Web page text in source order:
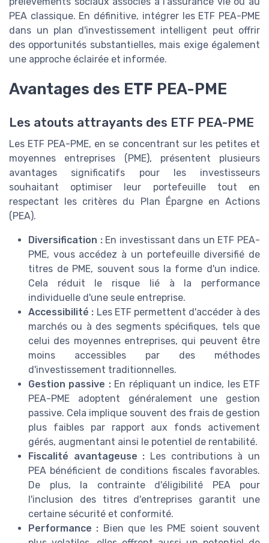
PEA classique. En définitive, intégrer les ETF PEA-PME
dans un plan d'investissement intelligent peut offrir
des opportunités substantielles, mais exige également
une approche éclairée et informée.
Avantages des ETF PEA-PME
Les atouts attrayants des ETF PEA-PME
Les ETF PEA-PME, en se concentrant sur les petites et
moyennes entreprises (PME), présentent plusieurs
avantages significatifs pour les investisseurs
souhaitant optimiser leur portefeuille tout en
respectant les critères du Plan Épargne en Actions
(PEA).
Diversification :En investissant dans un ETF PEA-
PME, vous accédez à un portefeuille diversifié de
titres de PME, souvent sous la forme d'un indice.
Cela réduit le risque lié à la performance
individuelle d'une seule entreprise.
Accessibilité : Les ETF permettent d'accéder à des
marchés ou à des segments spécifiques, tels que
celui des moyennes entreprises, qui peuvent être
moins accessibles par des méthodes
d'investissement traditionnelles.
Gestion passive :En répliquant un indice, les ETF
PEA-PME adoptent généralement une gestion
passive. Cela implique souvent des frais de gestion
plus faibles par rapport aux fonds activement
gérés, augmentant ainsi le potentiel de rentabilité.
Fiscalité avantageuse : Les contributions à un
PEA bénéficient de conditions fiscales favorables.
De plus, la contrainte d'éligibilité PEA pour
l'inclusion des titres d'entreprises garantit une
certaine sécurité et conformité.
Performance : Bien que les PME soient souvent